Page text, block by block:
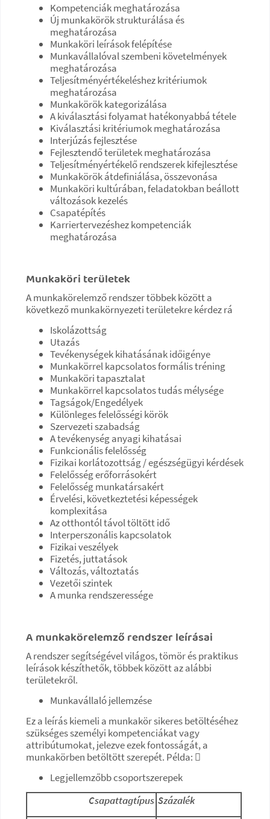
Kompetenciák meghatározása
Új munkakörök strukturálása és
meghatározása
Munkaköri leírások felépítése
Munkavállalóval szembeni követelmények
meghatározása
Teljesítményértékeléshez kritériumok
meghatározása
Munkakörök kategorizálása
A kiválasztási folyamat hatékonyabbá tétele
Kiválasztási kritériumok meghatározása
Interjúzás fejlesztése
Fejlesztendő területek meghatározása
Teljesítményértékelő rendszerek kifejlesztése
Munkakörök átdefiniálása, összevonása
Munkaköri kultúrában, feladatokban beállott
változások kezelés
Csapatépítés
Karriertervezéshez kompetenciák
meghatározása
Munkaköri területek
A munkakörelemző rendszer többek között a
következő munkakörnyezeti területekre kérdez rá
Iskolázottság
Utazás
Tevékenységek kihatásának időigénye
Munkakörrel kapcsolatos formális tréning
Munkaköri tapasztalat
Munkakörrel kapcsolatos tudás mélysége
Tagságok/Engedélyek
Különleges felelősségi körök
Szervezeti szabadság
A tevékenység anyagi kihatásai
Funkcionális felelősség
Fizikai korlátozottság / egészségügyi kérdések
Felelősség erőforrásokért
Felelősség munkatársakért
Érvelési, következtetési képességek
komplexitása
Az otthontól távol töltött idő
Interperszonális kapcsolatok
Fizikai veszélyek
Fizetés, juttatások
Változás, változtatás
Vezetői szintek
A munka rendszeressége
A munkakörelemző rendszer leírásai
A rendszer segítségével világos, tömör és praktikus
leírások készíthetők, többek között az alábbi
területekről.
Munkavállaló jellemzése
Ez a leírás kiemeli a munkakör sikeres betöltéséhez
szükséges személyi kompetenciákat vagy
attribútumokat, jelezve ezek fontosságát, a
munkakörben betöltött szerepét. Példa: 
Legjellemzőbb csoportszerepek
Csapattagtípus Százalék